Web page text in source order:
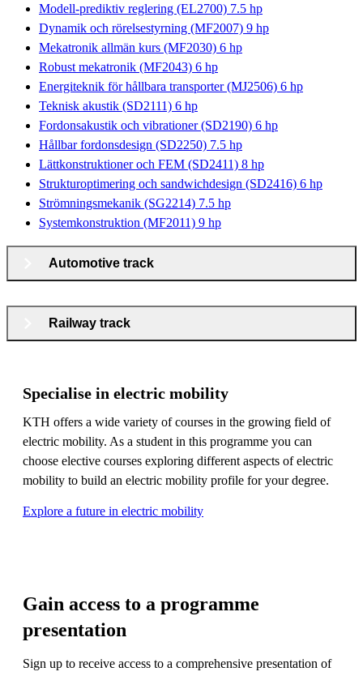
Modell-prediktiv reglering (EL2700) 7.5 hp
Dynamik och rörelsestyrning (MF2007) 9 hp
Mekatronik allmän kurs (MF2030) 6 hp
Robust mekatronik (MF2043) 6 hp
Energiteknik för hållbara transporter (MJ2506) 6 hp
Teknisk akustik (SD2111) 6 hp
Fordonsakustik och vibrationer (SD2190) 6 hp
Hållbar fordonsdesign (SD2250) 7.5 hp
Lättkonstruktioner och FEM (SD2411) 8 hp
Strukturoptimering och sandwichdesign (SD2416) 6 hp
Strömningsmekanik (SG2214) 7.5 hp
Systemkonstruktion (MF2011) 9 hp
Automotive track
Railway track
Specialise in electric mobility
KTH offers a wide variety of courses in the growing field of
electric mobility. As a student in this programme you can
choose elective courses exploring different aspects of electric
mobility to build an electric mobility profile for your degree.
Explore a future in electric mobility
Gain access to a programme
presentation
Sign up to receive access to a comprehensive presentation of